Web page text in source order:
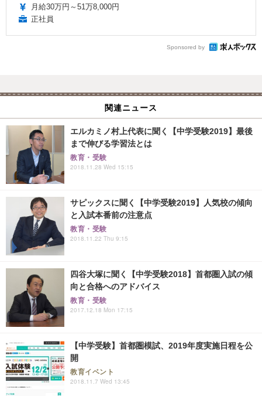
月給30万円～51万8,000円
正社員
Sponsored by
関連ニュース
エルカミノ村上代表に聞く【中学受験2019】最後
まで伸びる学習法とは
教育・受験
2018.11.28 Wed 15:15
サピックスに聞く【中学受験2019】人気校の傾向
と入試本番前の注意点
教育・受験
2018.11.22 Thu 9:15
四谷大塚に聞く【中学受験2018】首都圏入試の傾
向と合格へのアドバイス
教育・受験
2017.12.18 Mon 17:15
【中学受験】首都圏模試、2019年度実施日程を公
開
教育イベント
2018.11.7 Wed 13:45